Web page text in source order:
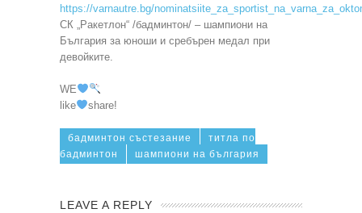
https://varnautre.bg/
СК „Ракетлон“ /бадминтон/ – шампиони на
България за юноши и сребърен медал при
девойките.
WE
like
share!
бадминтон състезание
титла по
бадминтон
шампиони на българия
LEAVE A REPLY